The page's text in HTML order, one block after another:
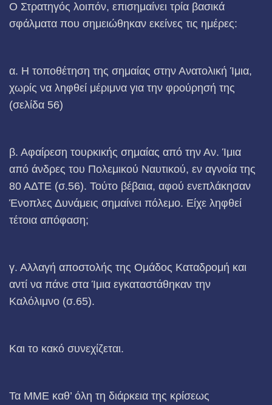
Ο Στρατηγός λοιπόν, επισημαίνει τρία βασικά
σφάλματα που σημειώθηκαν εκείνες τις ημέρες:
α. Η τοποθέτηση της σημαίας στην Ανατολική Ίμια,
χωρίς να ληφθεί μέριμνα για την φρούρησή της
(σελίδα 56)
β. Αφαίρεση τουρκικής σημαίας από την Αν. Ίμια
από άνδρες του Πολεμικού Ναυτικού, εν αγνοία της
80 ΑΔΤΕ (σ.56). Τούτο βέβαια, αφού ενεπλάκησαν
Ένοπλες Δυνάμεις σημαίνει πόλεμο. Είχε ληφθεί
τέτοια απόφαση;
γ. Αλλαγή αποστολής της Ομάδος Καταδρομή και
αντί να πάνε στα Ίμια εγκαταστάθηκαν την
Καλόλιμνο (σ.65).
Και το κακό συνεχίζεται.
Τα ΜΜΕ καθ’ όλη τη διάρκεια της κρίσεως